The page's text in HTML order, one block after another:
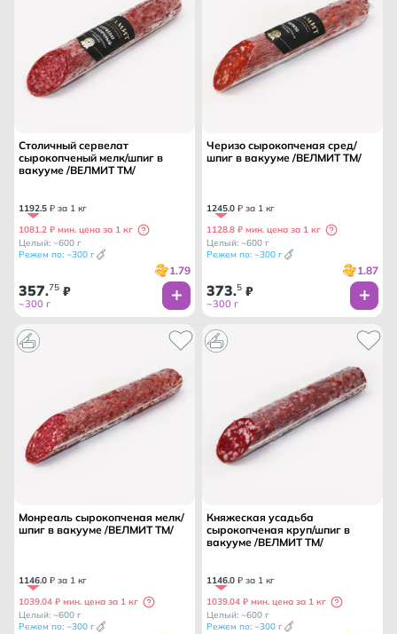
Столичный сервелат
сырокопченый мелк/шпиг в
вакууме /ВЕЛМИТ ТМ/
1192.5 ₽ за 1 кг
1081.2 ₽ мин. цена за 1 кг
Целый: ~600 г
Режем по: ~300 г
1.79
357.75 ₽
~300 г
Черизо сырокопченая сред/
шпиг в вакууме /ВЕЛМИТ ТМ/
1245.0 ₽ за 1 кг
1128.8 ₽ мин. цена за 1 кг
Целый: ~600 г
Режем по: ~300 г
1.87
373.5 ₽
~300 г
Монреаль сырокопченая мелк/
шпиг в вакууме /ВЕЛМИТ ТМ/
1146.0 ₽ за 1 кг
1039.04 ₽ мин. цена за 1 кг
Целый: ~600 г
Режем по: ~300 г
Княжеская усадьба
сырокопченая круп/шпиг в
вакууме /ВЕЛМИТ ТМ/
1146.0 ₽ за 1 кг
1039.04 ₽ мин. цена за 1 кг
Целый: ~600 г
Режем по: ~300 г